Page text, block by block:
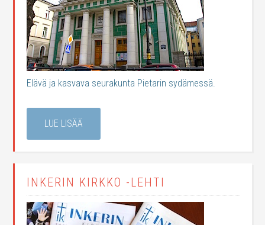
Elävä ja kasvava seurakunta Pietarin sydämessä.
LUE LISÄÄ
INKERIN KIRKKO -LEHTI